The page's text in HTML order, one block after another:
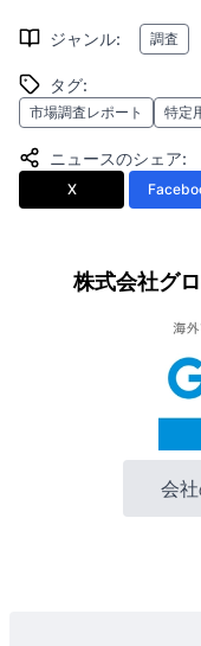
ジャンル: 調査
タグ:
市場調査レポート 特定
ニュースのシェア:
X
株式会社グ
会